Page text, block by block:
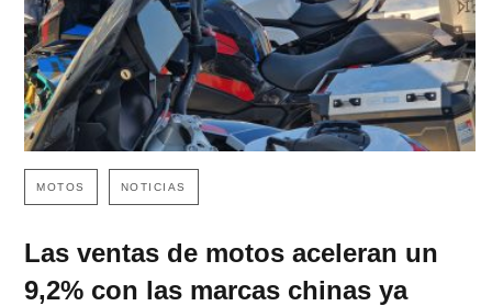
MOTOS NOTICIAS
Las ventas de motos aceleran un
9,2% con las marcas chinas ya